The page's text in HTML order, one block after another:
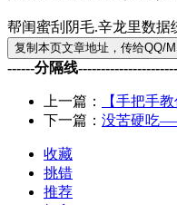
帮闺蜜刮阴毛.辛龙里数据
------分隔线
上一篇：
【手把手
下一篇： 没苦硬吃
收藏
挑错
推荐